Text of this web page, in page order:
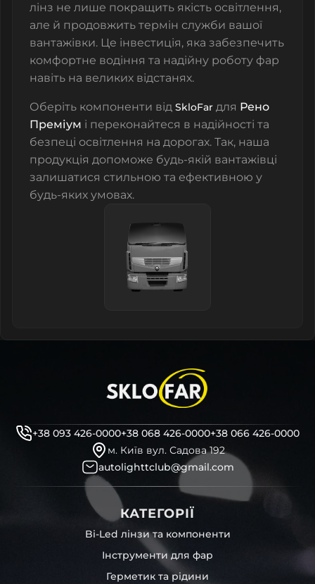
лінз не лише покращить якість освітлення,
але й продовжить термін служби вашої
вантажівки. Це інвестиція, яка забезпечить
комфортне водіння та надійну роботу фар
навіть на великих відстанях.
Оберіть компоненти від SkloFar для Рено
Преміум і переконайтеся в надійності та
безпеці освітлення на дорогах. Так, наша
продукція допоможе будь-якій вантажівці
залишатися стильною та ефективною у
будь-яких умовах.
+38 093 426-0000+38 068 426-0000+38 066 426-0000
м. Київ вул. Садова 192
autolighttclub@gmail.com
КАТЕГОРІЇ
Bi-Led лінзи та компоненти
Інструменти для фар
Герметик та рідини